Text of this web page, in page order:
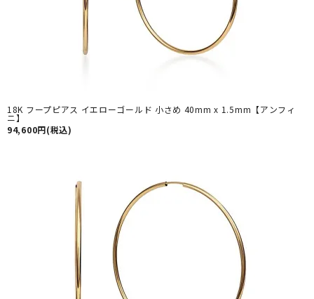
18K フープピアス イエローゴールド 小さめ 40mm x 1.5mm【アンフィ
ニ】
94,600円(税込)